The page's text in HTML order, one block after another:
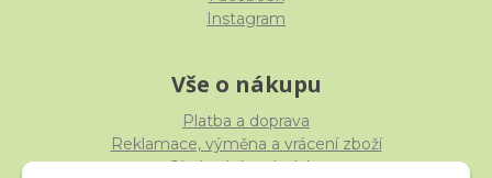
Instagram
Vše o nákupu
Platba a doprava
Reklamace, výměna a vrácení zboží
Obchodní podmínky